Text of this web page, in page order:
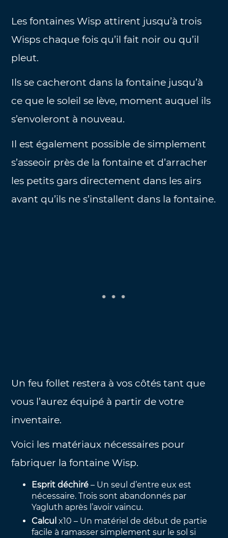
Les fontaines Wisp attirent jusqu’à trois
Wisps chaque fois qu’il fait noir ou qu’il
pleut.
Ils se cacheront dans la fontaine jusqu’à
ce que le soleil se lève, moment auquel ils
s’envoleront à nouveau.
Il est également possible de simplement
s’asseoir près de la fontaine et d’arracher
les petits gars directement dans les airs
avant qu’ils ne s’installent dans la fontaine.
Un feu follet restera à vos côtés tant que
vous l’aurez équipé à partir de votre
inventaire.
Voici les matériaux nécessaires pour
fabriquer la fontaine Wisp.
Esprit déchiré – Un seul d’entre eux est
nécessaire. Trois sont abandonnés par
Yagluth après l’avoir vaincu.
Calcul x10 – Un matériel de début de partie
facile à ramasser simplement sur le sol si